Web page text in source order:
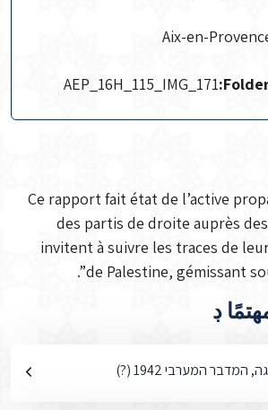
Aix-en-
AEP_16H_115_IMG_171
Ce rapport fait état de l’active
des partis de droite auprès
invitent à suivre les traces de
de Palestine, gémissant
ڊ
המערבי 1942 (?)